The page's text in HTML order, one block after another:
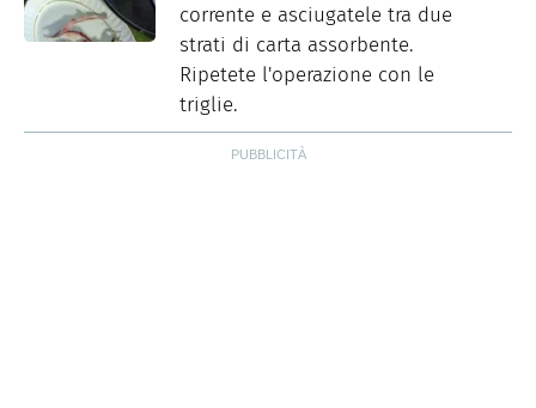
corrente e asciugatele tra due
strati di carta assorbente.
Ripetete l'operazione con le
triglie.